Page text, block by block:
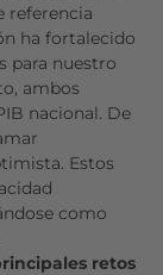
referencia
ha fortalecido
para nuestro
ambos
nacional. De
Estos
como
retos